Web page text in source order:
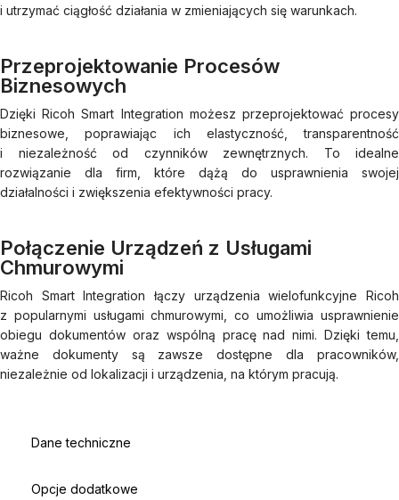
Dane techniczne
Opcje dodatkowe
i utrzymać ciągłość działania w zmieniających się warunkach.
Przeprojektowanie Procesów
Biznesowych
Dzięki Ricoh Smart Integration możesz przeprojektować procesy
biznesowe, poprawiając ich elastyczność, transparentność
i niezależność od czynników zewnętrznych. To idealne
rozwiązanie dla firm, które dążą do usprawnienia swojej
działalności i zwiększenia efektywności pracy.
Połączenie Urządzeń z Usługami
Chmurowymi
Ricoh Smart Integration łączy urządzenia wielofunkcyjne Ricoh
z popularnymi usługami chmurowymi, co umożliwia usprawnienie
obiegu dokumentów oraz wspólną pracę nad nimi. Dzięki temu,
ważne dokumenty są zawsze dostępne dla pracowników,
niezależnie od lokalizacji i urządzenia, na którym pracują.